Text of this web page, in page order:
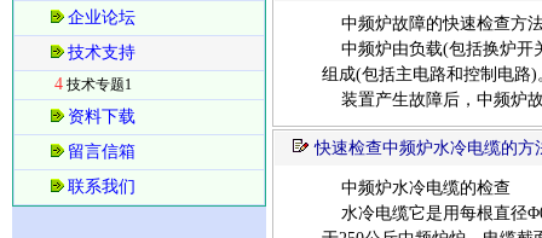
企业论坛
技术支持
4 技术专题1
资料下载
留言信箱
联系我们
中频炉故障的快速检查方
中频炉由负载(包括换炉开
组成(包括主电路和控制电路)
装置产生故障后，中频炉
快速检查中频炉水冷电缆的方
中频炉水冷电缆的检查
水冷电缆它是用每根直径